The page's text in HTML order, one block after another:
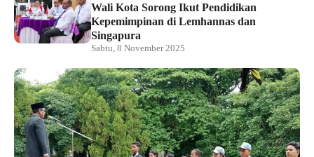
Wali Kota Sorong Ikut Pendidikan
Kepemimpinan di Lemhannas dan
Singapura
Sabtu, 8 November 2025